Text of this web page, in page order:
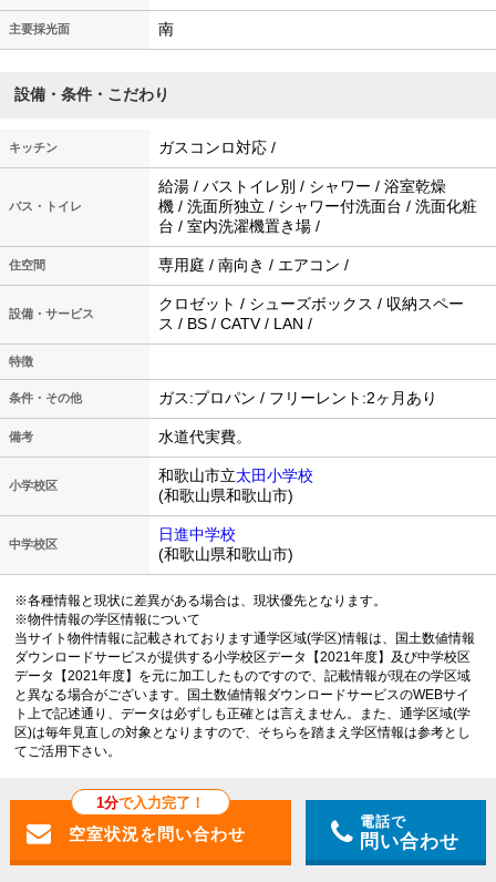
主要採光面 南
設備・条件・こだわり
キッチン ガスコンロ対応 /
バス・トイレ
給湯 / バストイレ別 / シャワー / 浴室乾燥
機 / 洗面所独立 / シャワー付洗面台 / 洗面化粧
台 / 室内洗濯機置き場 /
住空間 専用庭 / 南向き / エアコン /
設備・サービス
クロゼット / シューズボックス / 収納スペー
ス / BS / CATV / LAN /
特徴
条件・その他 ガス:プロパン / フリーレント:2ヶ月あり
備考 水道代実費。
小学校区
和歌山市立太田小学校
(和歌山県和歌山市)
中学校区
日進中学校
(和歌山県和歌山市)
※各種情報と現状に差異がある場合は、現状優先となります。
※物件情報の学区情報について
当サイト物件情報に記載されております通学区域(学区)情報は、国土数値情報
ダウンロードサービスが提供する小学校区データ【2021年度】及び中学校区
データ【2021年度】を元に加工したものですので、記載情報が現在の学区域
と異なる場合がございます。国土数値情報ダウンロードサービスのWEBサイ
ト上で記述通り、データは必ずしも正確とは言えません。また、通学区域(学
区)は毎年見直しの対象となりますので、そちらを踏まえ学区情報は参考とし
てご活用下さい。
1分で入力完了！
電話で
問い合わせ